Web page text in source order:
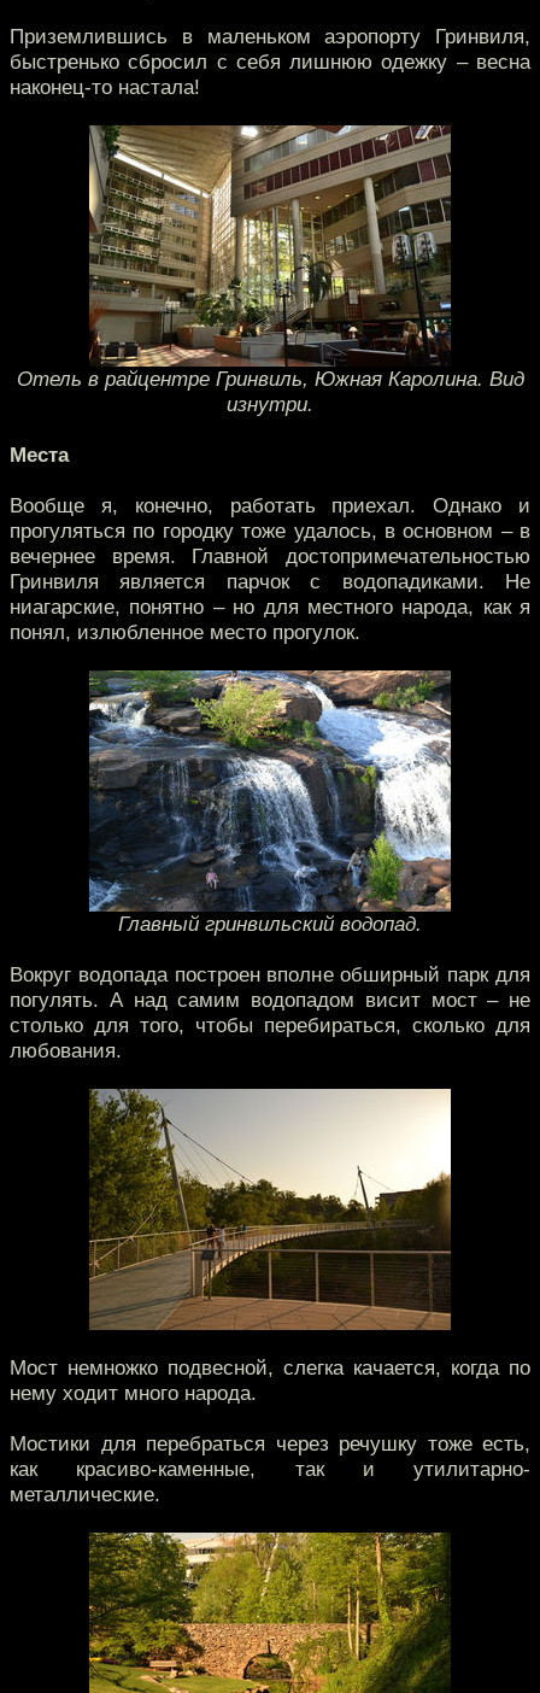
Приземлившись в маленьком аэропорту Гринвиля,
быстренько сбросил с себя лишнюю одежку – весна
наконец-то настала!
Отель в райцентре Гринвиль, Южная Каролина. Вид
изнутри.
Места
Вообще я, конечно, работать приехал. Однако и
прогуляться по городку тоже удалось, в основном – в
вечернее время. Главной достопримечательностью
Гринвиля является парчок с водопадиками. Не
ниагарские, понятно – но для местного народа, как я
понял, излюбленное место прогулок.
Главный гринвильский водопад.
Вокруг водопада построен вполне обширный парк для
погулять. А над самим водопадом висит мост – не
столько для того, чтобы перебираться, сколько для
любования.
Мост немножко подвесной, слегка качается, когда по
нему ходит много народа.
Мостики для перебраться через речушку тоже есть,
как красиво-каменные, так и утилитарно-
металлические.